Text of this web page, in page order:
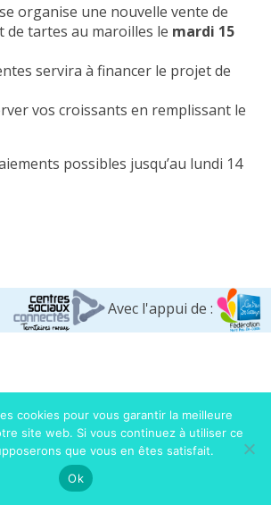
organise une nouvelle vente de
de tartes au maroilles le mardi 15
servira à financer le projet de
vos croissants en remplissant le
possibles jusqu’au lundi 14
Avec l'appui de :
cookies pour vous garantir la meilleure
site web. Si vous continuez à utiliser ce
que vous en êtes satisfait.
Ok